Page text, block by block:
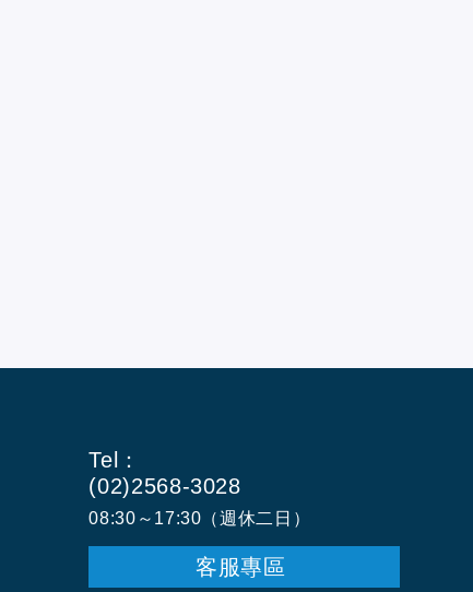
Tel：
(02)2568-3028
08:30～17:30（週休二日）
客服專區